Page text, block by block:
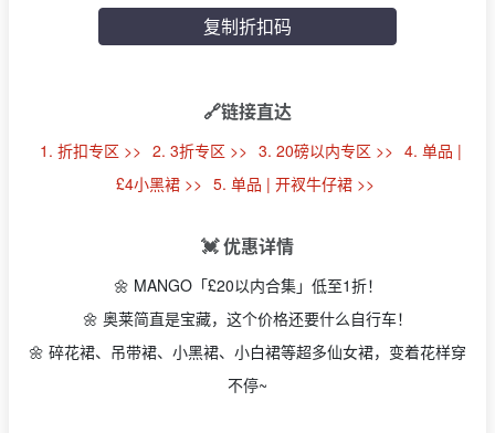
复制折扣码
🔗链接直达
1. 折扣专区 >> 2. 3折专区 >> 3. 20磅以内专区 >> 4. 单品 |
£4小黑裙 >> 5. 单品 | 开衩牛仔裙 >>
💓 优惠详情
🌼 MANGO「£20以内合集」低至1折！
🌼 奥莱简直是宝藏，这个价格还要什么自行车！
🌼 碎花裙、吊带裙、小黑裙、小白裙等超多仙女裙，变着花样穿
不停~